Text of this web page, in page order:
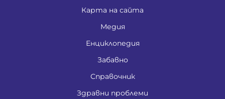
Карта на сайта
Медия
Енциклопедия
Забавно
Справочник
Здравни проблеми